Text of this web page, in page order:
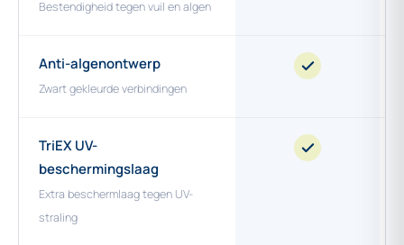
Bestendigheid tegen vuil en algen
Anti-algenontwerp
Zwart gekleurde verbindingen
TriEX UV-
beschermingslaag
Extra beschermlaag tegen UV-
straling